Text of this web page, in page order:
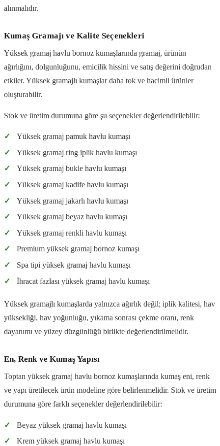
alınmalıdır.
Kumaş Gramajı ve Kalite Seçenekleri
Yüksek gramaj havlu bornoz kumaşlarında gramaj, ürünün
ağırlığını, dolgunluğunu, emicilik hissini ve satış değerini doğrudan
etkiler. Yüksek gramajlı kumaşlar daha tok ve hacimli ürünler
oluşturabilir.
Stok ve üretim durumuna göre şu seçenekler değerlendirilebilir:
✓
Yüksek gramaj pamuk havlu kumaşı
✓
Yüksek gramaj ring iplik havlu kumaşı
✓
Yüksek gramaj bukle havlu kumaşı
✓
Yüksek gramaj kadife havlu kumaşı
✓
Yüksek gramaj jakarlı havlu kumaşı
✓
Yüksek gramaj beyaz havlu kumaşı
✓
Yüksek gramaj renkli havlu kumaşı
✓
Premium yüksek gramaj bornoz kumaşı
✓
Spa tipi yüksek gramaj havlu kumaşı
✓
İhracat fazlası yüksek gramaj havlu kumaşı
Yüksek gramajlı kumaşlarda yalnızca ağırlık değil; iplik kalitesi, hav
yüksekliği, hav yoğunluğu, yıkama sonrası çekme oranı, renk
dayanımı ve yüzey düzgünlüğü birlikte değerlendirilmelidir.
En, Renk ve Kumaş Yapısı
Toptan yüksek gramaj havlu bornoz kumaşlarında kumaş eni, renk
ve yapı üretilecek ürün modeline göre belirlenmelidir. Stok ve üretim
durumuna göre farklı seçenekler değerlendirilebilir:
✓
Beyaz yüksek gramaj havlu kumaşı
✓
Krem yüksek gramaj havlu kumaşı